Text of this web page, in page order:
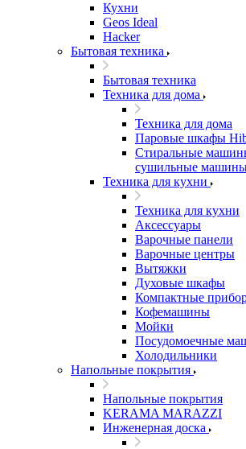
Кухни
Geos Ideal
Hacker
Бытовая техника
Бытовая техника
Техника для дома
Техника для дома
Паровые шкафы
Стиральные
сушильные
Техника для кухни
Техника для кухни
Аксессуары
Варочные панели
Варочные центры
Вытяжки
Духовые шкафы
Компактные
Кофемашины
Мойки
Посудомоечные
Холодильники
Напольные покрытия
Напольные покрытия
KERAMA MARAZZI
Инженерная доска